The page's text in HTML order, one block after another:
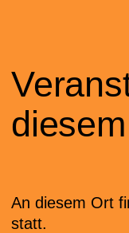
An diesem Ort
statt.